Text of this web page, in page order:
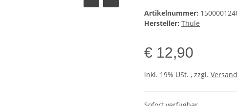
Artikelnummer:
Hersteller: Thule
€ 12,90
inkl. 19% USt. , zzgl. Versand